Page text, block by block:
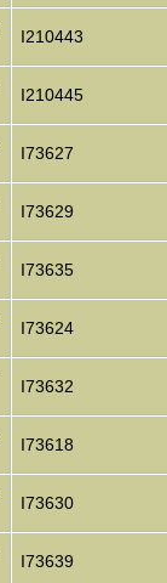
I210443
I210445
I73627
I73629
I73635
I73624
I73632
I73618
I73630
I73639